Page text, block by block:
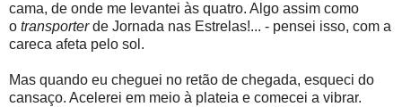
cama, de onde me levantei às quatro. Algo assim como
o transporterde Jornada nas Estrelas!... - pensei isso, com a
careca afeta pelo sol.
Mas quando eu cheguei no retão de chegada, esqueci do
cansaço. Acelerei em meio à plateia e comecei a vibrar.